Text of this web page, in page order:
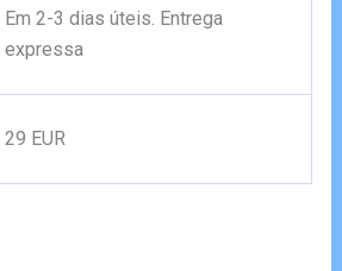
Em 2-3 dias úteis. Entrega
expressa
29 EUR